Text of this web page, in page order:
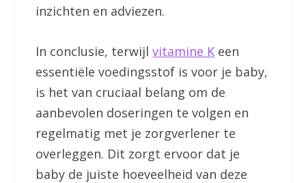
inzichten en adviezen.
In conclusie, terwijlvitamine K een
essentiële voedingsstof is voor je baby,
is het van cruciaal belang om de
aanbevolen doseringen te volgen en
regelmatig met je zorgverlener te
overleggen. Dit zorgt ervoor dat je
baby de juiste hoeveelheid van deze